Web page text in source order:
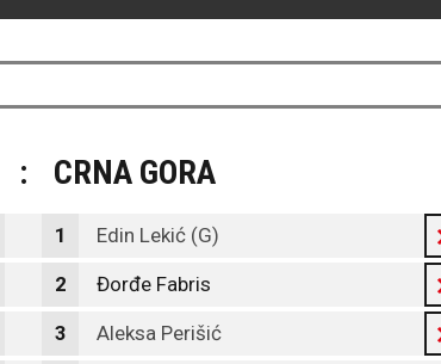
: CRNA GORA
1 Edin Lekić (G)
2 Đorđe Fabris
3 Aleksa Perišić